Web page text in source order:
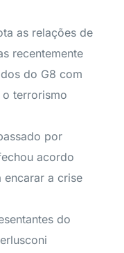
as relações de
recentemente
do G8 com
terrorismo
por
acordo
encarar a crise
do